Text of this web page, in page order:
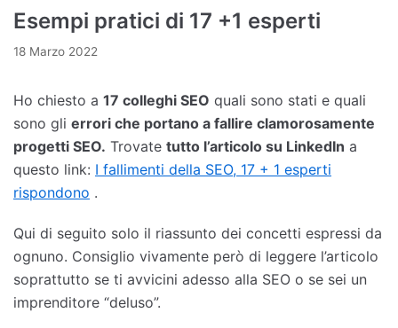
Esempi pratici di 17 +1 esperti
18 Marzo 2022
Ho chiesto a 17 colleghi SEO quali sono stati e quali
sono gli errori che portano a fallire clamorosamente
progetti SEO. Trovate tutto l’articolo su LinkedIn a
questo link: I fallimenti della SEO, 17 + 1 esperti
rispondono .
Qui di seguito solo il riassunto dei concetti espressi da
ognuno. Consiglio vivamente però di leggere l’articolo
soprattutto se ti avvicini adesso alla SEO o se sei un
imprenditore “deluso”.